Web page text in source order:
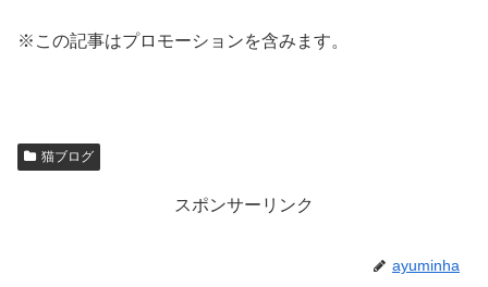
※この記事はプロモーションを含みます。
猫ブログ
スポンサーリンク
ayuminha